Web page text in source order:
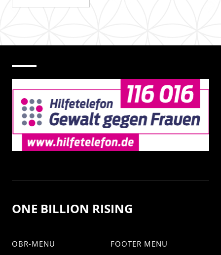
ONE BILLION RISING
OBR-MENU FOOTER MENU